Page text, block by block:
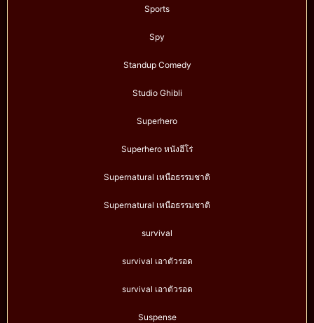
Sports
Spy
Standup Comedy
Studio Ghibli
Superhero
Superhero หนังฮีโร่
Supernatural เหนือธรรมชาติ
Supernatural เหนือธรรมชาติ
survival
survival เอาตัวรอด
survival เอาตัวรอด
Suspense